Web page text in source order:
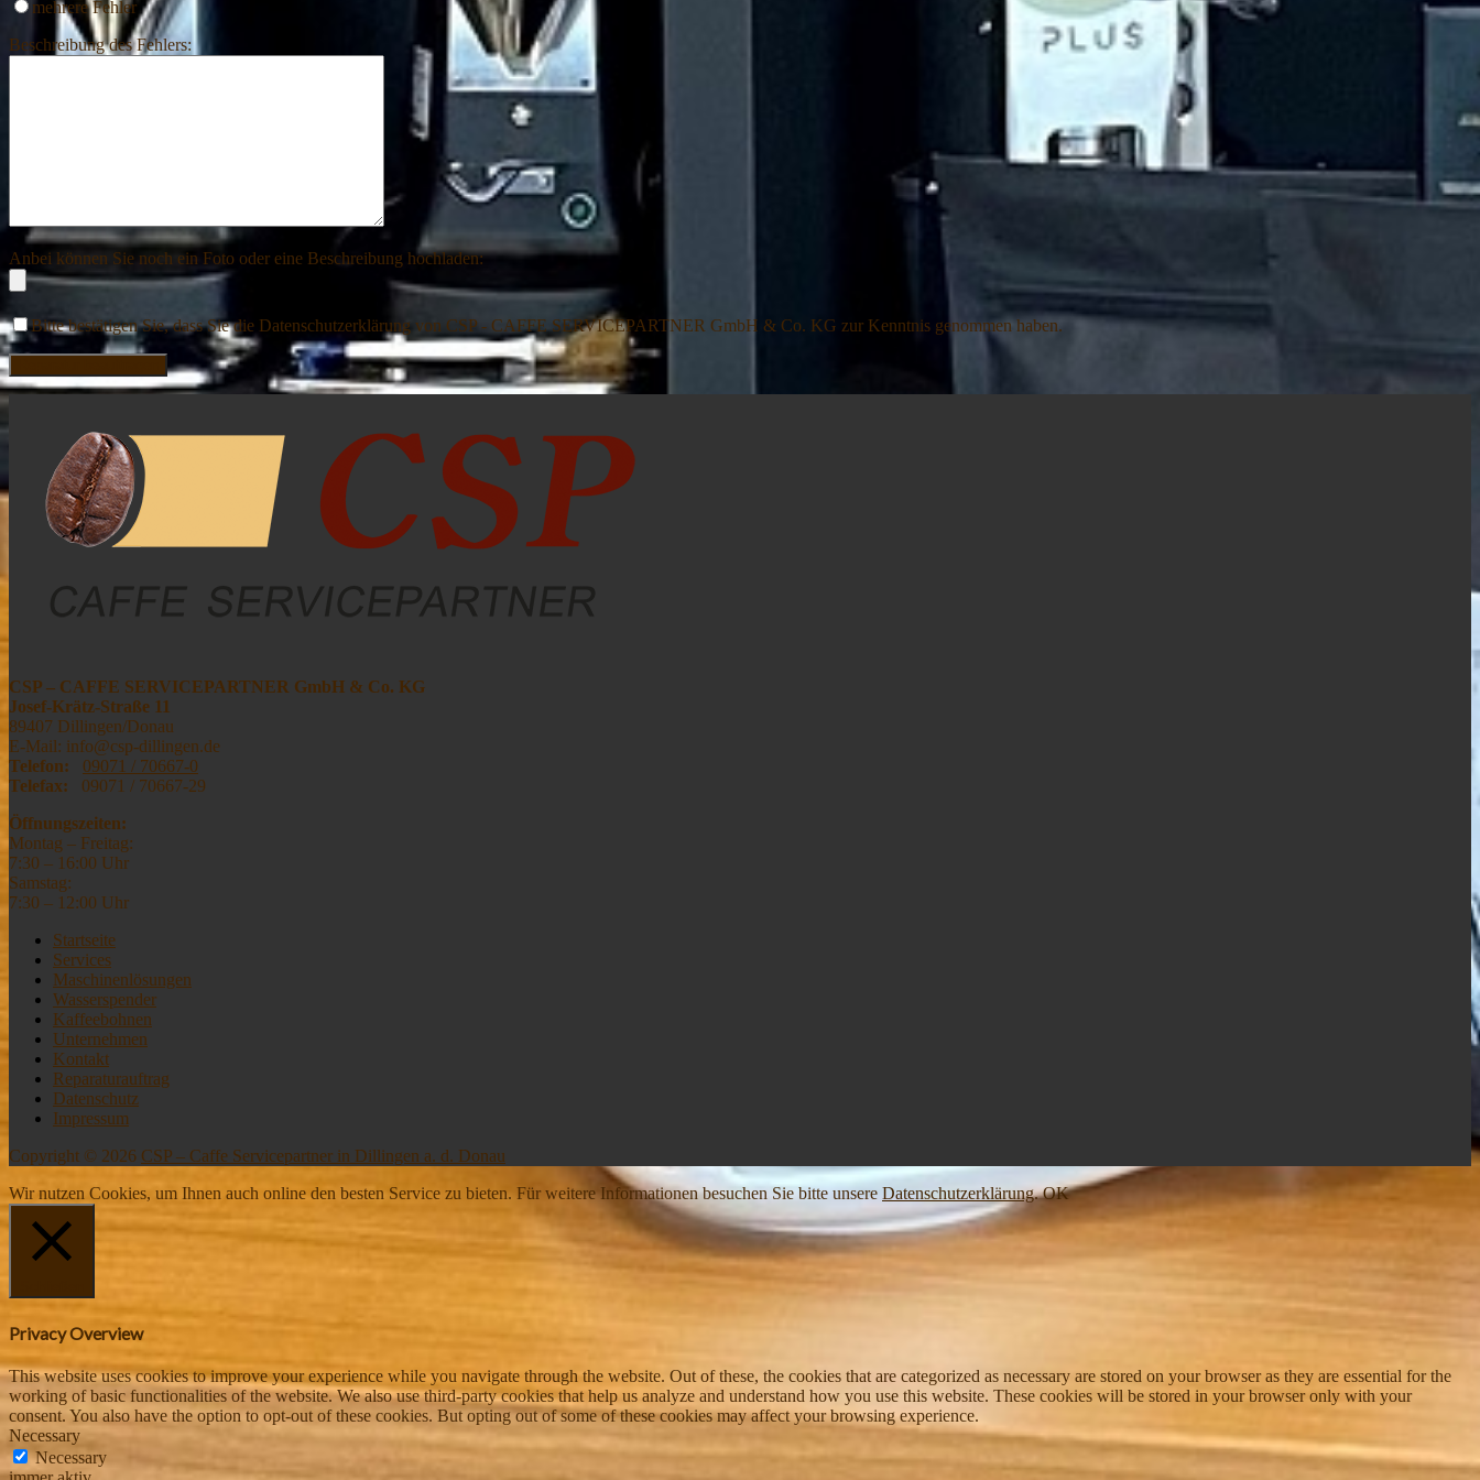
mehrere Fehler
Beschreibung des Fehlers:
Anbei können Sie noch ein Foto oder eine Beschreibung hochladen:
Bitte bestätigen Sie, dass Sie die Datenschutzerklärung von CSP - CAFFE SERVICEPARTNER GmbH & Co. KG zur Kenntnis genommen haben.
CSP – CAFFE SERVICEPARTNER GmbH & Co. KG
Josef-Krätz-Straße 11
89407 Dillingen/Donau
E-Mail: info@csp-dillingen.de
Telefon:
09071 / 70667-0
Telefax: 09071 / 70667-29
Öffnungszeiten:
Montag – Freitag:
7:30 – 16:00 Uhr
Samstag:
7:30 – 12:00 Uhr
Startseite
Services
Maschinenlösungen
Wasserspender
Kaffeebohnen
Unternehmen
Kontakt
Reparaturauftrag
Datenschutz
Impressum
Copyright © 2026 CSP – Caffe Servicepartner in Dillingen a. d. Donau
Wir nutzen Cookies, um Ihnen auch online den besten Service zu bieten. Für weitere Informationen besuchen Sie bitte unsere Datenschutzerklärung.OK
Privacy Overview
This website uses cookies to improve your experience while you navigate through the website. Out of these, the cookies that are categorized as necessary are stored on your browser as they are essential for the
working of basic functionalities of the website. We also use third-party cookies that help us analyze and understand how you use this website. These cookies will be stored in your browser only with your
consent. You also have the option to opt-out of these cookies. But opting out of some of these cookies may affect your browsing experience.
Necessary
Necessary